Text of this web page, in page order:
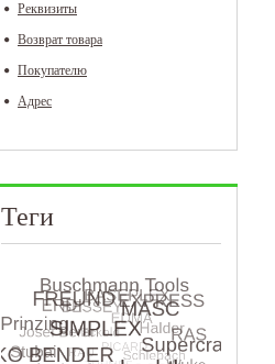
Реквизиты
Возврат товара
Покупателю
Адрес
Теги